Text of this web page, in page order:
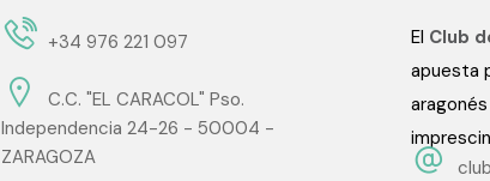
+34 976 221 097
C.C. "EL CARACOL" Pso.
Independencia 24-26 - 50004 -
ZARAGOZA
El Club
apuesta